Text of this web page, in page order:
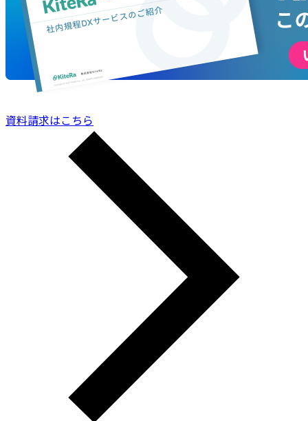
資料請求はこちら